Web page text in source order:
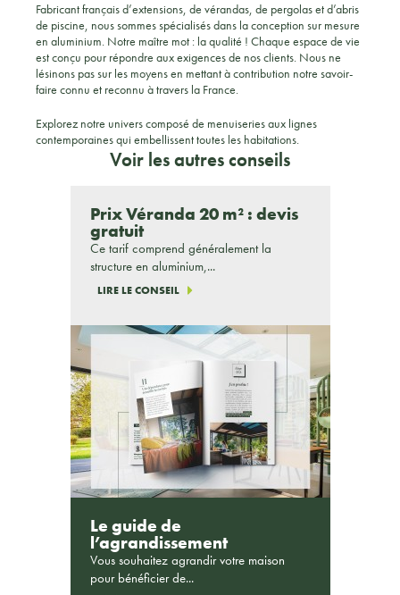
Fabricant français d’extensions, de vérandas, de pergolas et d’abris
de piscine, nous sommes spécialisés dans la conception sur mesure
en aluminium. Notre maître mot : la qualité ! Chaque espace de vie
est conçu pour répondre aux exigences de nos clients. Nous ne
lésinons pas sur les moyens en mettant à contribution notre savoir-
faire connu et reconnu à travers la France.
Explorez notre univers composé de menuiseries aux lignes
contemporaines qui embellissent toutes les habitations.
Voir les autres conseils
Prix Véranda 20 m² : devis
gratuit
Ce tarif comprend généralement la
structure en aluminium,...
LIRE LE CONSEIL
Le guide de
l’agrandissement
Vous souhaitez agrandir votre maison
pour bénéficier de...